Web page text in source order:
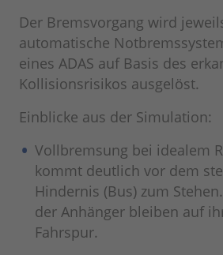
Der Bremsvorgang wird
automatische
eines ADAS auf Basis des
Kollisionsrisikos ausgelöst.
Einblicke aus der Simulation:
Vollbremsung bei idealem
kommt deutlich vor dem
Hindernis (Bus) zum
der Anhänger bleiben auf
Fahrspur.